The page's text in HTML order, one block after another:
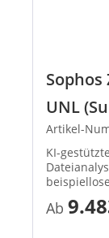
UNL
Artikel-
KI-
und
Ab